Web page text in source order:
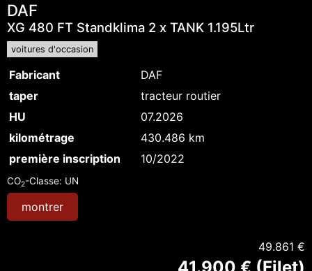
DAF
XG 480 FT Standklima 2 x TANK 1.195Ltr
voitures d'occasion
Fabricant
DAF
taper
tracteur routier
HU
07.2026
kilométrage
430.486 km
première inscription
10/2022
CO2-Classe: UN
montrer
49.861 €